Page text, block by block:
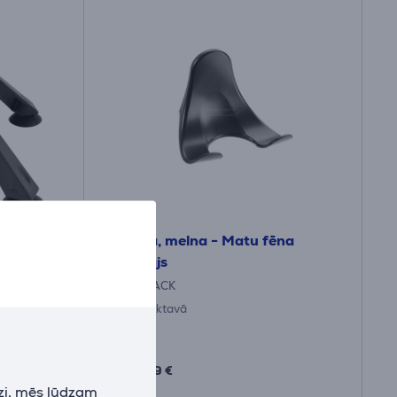
mēs lūdzam
Valera, melna - Matu fēna
turētājs
040BLACK
Ir noliktavā
.99 €